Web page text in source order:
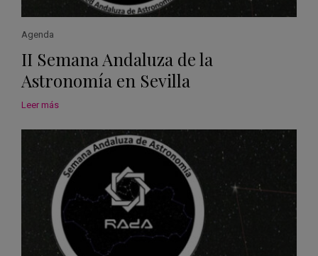
Agenda
II Semana Andaluza de la
Astronomía en Sevilla
Leer más